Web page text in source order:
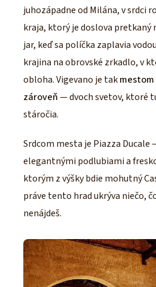
juhozápadne od Milána, v srdci
kraja, ktorý je doslova pretkaný
jar, keď sa políčka zaplavia
krajina na obrovské zrkadlo, v
obloha. Vigevano je tak
zároveň— dvoch svetov, ktoré
stáročia.
Srdcom mesta je Piazza Ducale
elegantnými podlubiami a
ktorým z výšky bdie mohutný
práve tento hrad ukrýva niečo,
nenájdeš.